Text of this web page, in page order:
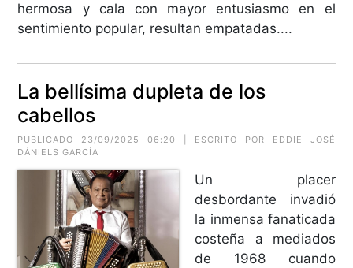
hermosa y cala con mayor entusiasmo en el
sentimiento popular, resultan empatadas....
La bellísima dupleta de los
cabellos
PUBLICADO 23/09/2025 06:20 | ESCRITO POR EDDIE JOSÉ
DÁNIELS GARCÍA
Un placer
desbordante invadió
la inmensa fanaticada
costeña a mediados
de 1968 cuando